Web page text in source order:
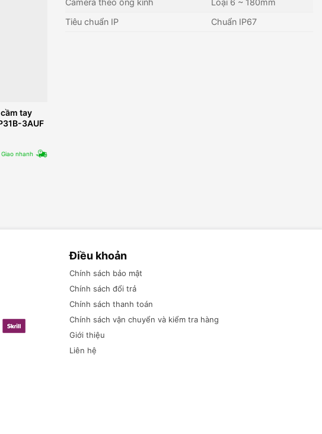
tay
3AUF
nhanh
Camera theo ống kính
Loại 6 ~ 180mm
Tiêu chuẩn IP
Chuẩn IP67
Điều khoản
Chính sách bảo mật
Chính sách đổi trả
Chính sách thanh toán
Chính sách vận chuyển và kiểm tra hàng
Giới thiệu
Liên hệ